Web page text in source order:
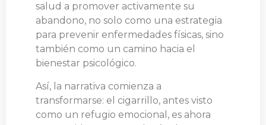
salud a promover activamente su
abandono, no solo como una estrategia
para prevenir enfermedades físicas, sino
también como un camino hacia el
bienestar psicológico.
Así, la narrativa comienza a
transformarse: el cigarrillo, antes visto
como un refugio emocional, es ahora